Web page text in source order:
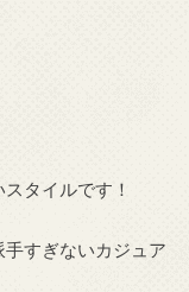
タイルです！
すぎないカジュア